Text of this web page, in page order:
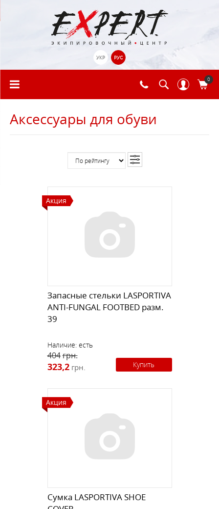
УКР РУС
0
Аксессуары для обуви
Акция
Запасные стельки LASPORTIVA
ANTI-FUNGAL FOOTBED разм.
39
Наличие: есть
404грн.
323,2 грн. Купить
Акция
Сумка LASPORTIVA SHOE